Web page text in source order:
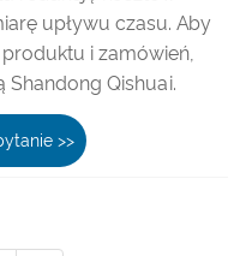
upływu czasu. Aby
i zamówień,
Shandong Qishuai.
>>